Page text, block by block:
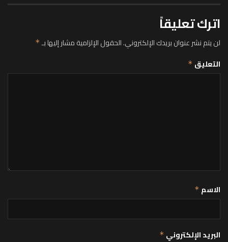
اترك تعليقاً
لن يتم نشر عنوان بريدك الإلكتروني.الحقول الإلزامية مشار إليها بـ*
التعليق *
الاسم *
البريد الإلكتروني *